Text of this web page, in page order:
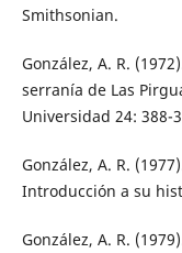
Smithsonian.
González, A. R.
serranía de Las
Universidad 24: 388-
González, A. R.
Introducción a su
González, A. R.